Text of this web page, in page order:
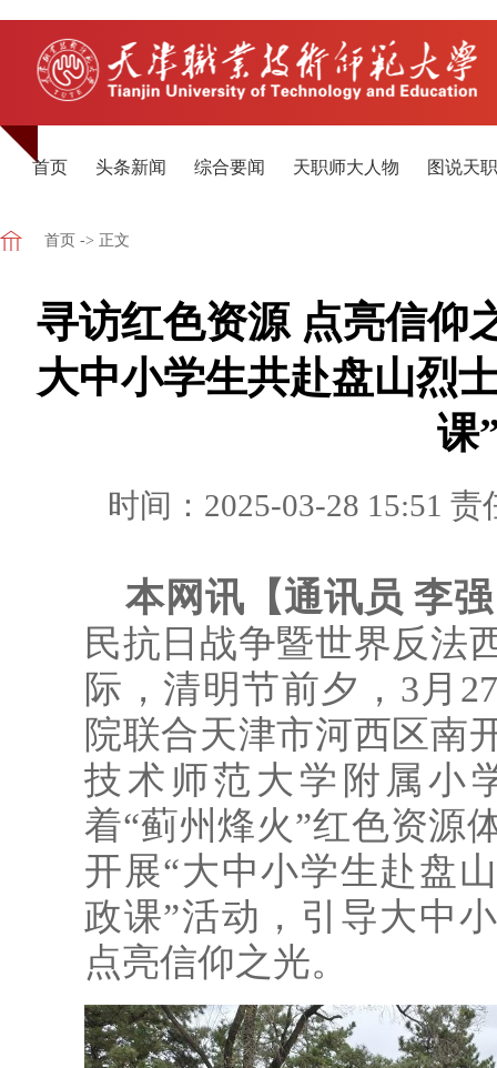
首页 头条新闻 综合要闻 天职师大人物 图说天
首页 -> 正文
寻访红色资源 点亮信仰
大中小学生共赴盘山烈
课
时间：2025-03-28 15:51 责
本网讯【通讯员 李
民抗日战争暨世界反法
际，清明节前夕，3月
院联合天津市河西区南
技术师范大学附属小
着“蓟州烽火”红色资源
开展“大中小学生赴盘
政课”活动，引导大中
点亮信仰之光。